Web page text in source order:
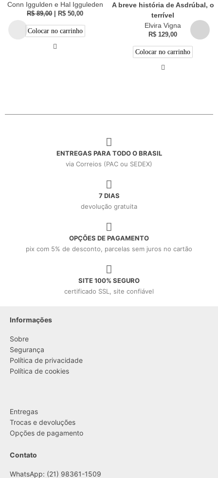
Conn Iggulden e Hal Igguleden
R$89,00| R$ 50,00
Colocar no carrinho
A breve história de Asdrúbal, o
terrível
Elvira Vigna
R$ 129,00
Colocar no carrinho
ENTREGAS PARA TODO O BRASIL
via Correios (PAC ou SEDEX)
7 DIAS
devolução gratuita
OPÇÕES DE PAGAMENTO
pix com 5% de desconto, parcelas sem juros no cartão
SITE 100% SEGURO
certificado SSL, site confiável
Informações
Sobre
Segurança
Política de privacidade
Política de cookies
Entregas
Trocas e devoluções
Opções de pagamento
Contato
WhatsApp: (21) 98361-1509